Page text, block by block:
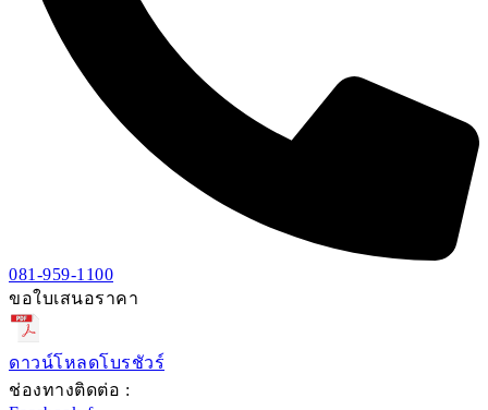
081-959-1100
ขอใบเสนอราคา
ดาวน์โหลดโบรชัวร์
ช่องทางติดต่อ :